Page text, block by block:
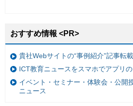
おすすめ情報 <PR>
貴社Webサイトの“事例紹介”記事転
ICT教育ニュースをスマホでアプリ
イベント・セミナー・体験会・公開
ニュース